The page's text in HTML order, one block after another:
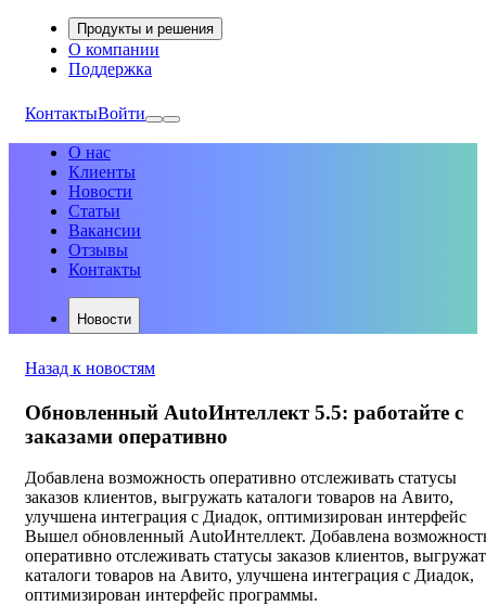
Продукты и решения
О компании
Поддержка
КонтактыВойти
О нас
Клиенты
Новости
Статьи
Вакансии
Отзывы
Контакты
Новости
Назад к новостям
Обновленный AutoИнтеллект 5.5: работайте с
заказами оперативно
Добавлена возможность оперативно отслеживать статусы
заказов клиентов, выгружать каталоги товаров на Авито,
улучшена интеграция с Диадок, оптимизирован интерфейс
Вышел обновленный AutoИнтеллект. Добавлена
оперативно отслеживать статусы заказов клиентов,
каталоги товаров на Авито, улучшена интеграция с Диадок,
оптимизирован интерфейс программы.